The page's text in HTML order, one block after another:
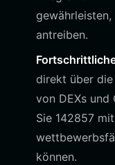
antreiben.
direkt über
von DEXs
Sie 142857
können.